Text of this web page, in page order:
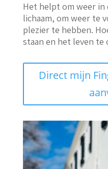
Het helpt om weer
lichaam, om weer te
plezier te hebben.
staan en het leven te
Direct mijn